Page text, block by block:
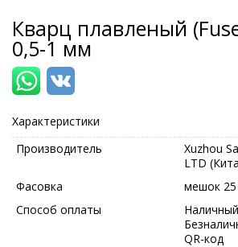
Кварц плавленый
0,5-1 мм
Характеристики
Производитель
Xuzhou
LTD
Фасовка
мешок 25
Способ оплаты
QR-код